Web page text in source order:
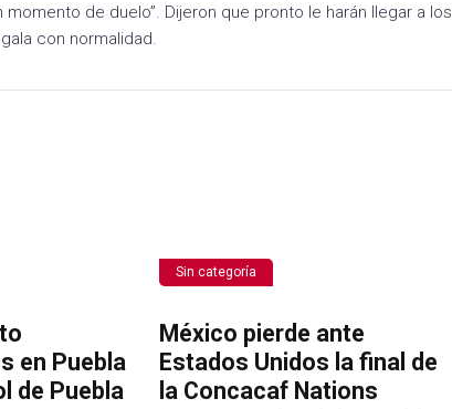
de duelo”. Dijeron que pronto le harán llegar a los
con normalidad.
en Puebla
de Puebla
Sin categoría
México pierde ante
Estados Unidos la final de
la Concacaf Nations